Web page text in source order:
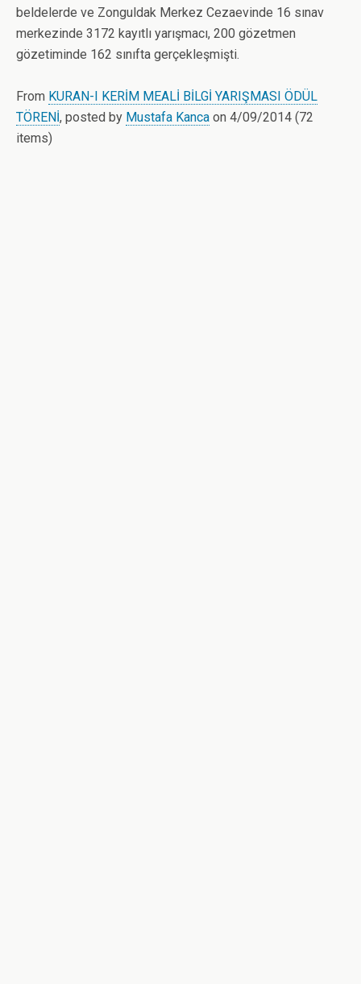
beldelerde ve Zonguldak Merkez Cezaevinde 16 sınav
merkezinde 3172 kayıtlı yarışmacı, 200 gözetmen
gözetiminde 162 sınıfta gerçekleşmişti.
From KURAN-I KERİM MEALİ BİLGİ YARIŞMASI ÖDÜL
TÖRENİ, posted by Mustafa Kanca on 4/09/2014 (72
items)